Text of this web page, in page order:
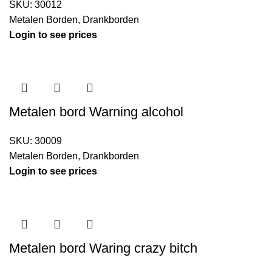
SKU: 30012
Metalen Borden, Drankborden
Login to see prices
Metalen bord Warning alcohol
SKU: 30009
Metalen Borden, Drankborden
Login to see prices
Metalen bord Waring crazy bitch